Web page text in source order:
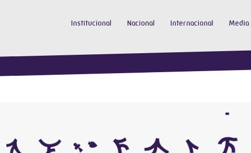
Institucional Nacional Internacional Media